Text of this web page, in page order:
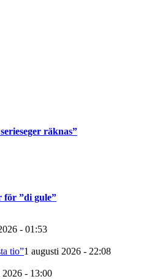
räknas”
för ”di gule”
- 01:53
tio”1 augusti 2026 - 22:08
2026 - 13:00